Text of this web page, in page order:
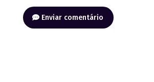
Enviar comentário